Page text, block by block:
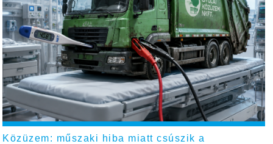
Közüzem: műszaki hiba miatt csúszik a